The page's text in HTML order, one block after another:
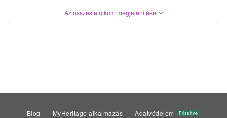
Az összes etnikum megjelenítése
Blog MyHeritage alkalmazás Adatvédelem Frissítve